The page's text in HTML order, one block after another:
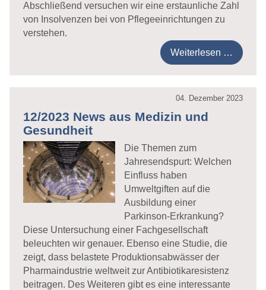
Abschließend versuchen wir eine erstaunliche Zahl
von Insolvenzen bei von Pflegeeinrichtungen zu
verstehen.
Weiterlesen …
04. Dezember 2023
12/2023 News aus Medizin und
Gesundheit
Die Themen zum
Jahresendspurt: Welchen
Einfluss haben
Umweltgiften auf die
Ausbildung einer
Parkinson-Erkrankung?
Diese Untersuchung einer Fachgesellschaft
beleuchten wir genauer. Ebenso eine Studie, die
zeigt, dass belastete Produktionsabwässer der
Pharmaindustrie weltweit zur Antibiotikaresistenz
beitragen. Des Weiteren gibt es eine interessante